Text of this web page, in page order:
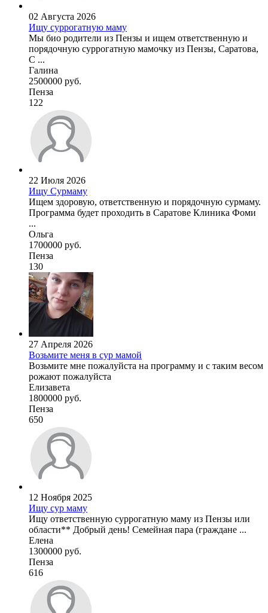
02 Августа 2026
Ищу суррогатную маму
Мы био родители из Пензы и ищем ответственную и
порядочную суррогатную мамочку из Пензы, Саратова,
С ...
Галина
2500000 руб.
Пенза
122
22 Июля 2026
Ищу Сурмаму
Ищем здоровую, ответственную и порядочную сурмаму.
Программа будет проходить в Саратове Клиника Фоми
...
Ольга
1700000 руб.
Пенза
130
27 Апреля 2026
Возьмите меня в сур мамой
Возьмите мне пожалуйста на программу и с таким весом
рожают пожалуйста
Елизавета
1800000 руб.
Пенза
650
12 Ноября 2025
Ищу сур маму
Ищу ответственную суррогатную маму из Пензы или
области** Добрый день! Семейная пара (граждане ...
Елена
1300000 руб.
Пенза
616